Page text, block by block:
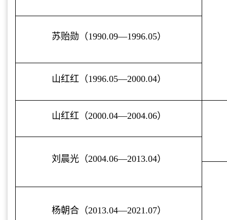
苏贻勋（1990.09—1996.05）
山红红（1996.05—2000.04）
山红红（2000.04—2004.06）
刘晨光（2004.06—2013.04）
杨朝合（2013.04—2021.07）